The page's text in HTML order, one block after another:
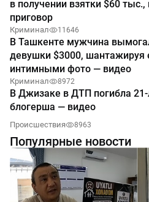
в получении взятки $60
приговор
Криминал 11646
В Ташкенте мужчина
девушки $3000, шантажируя
интимными фото — видео
Криминал 8972
В Джизаке в ДТП погибла 21-
блогерша — видео
Происшествия 8963
Популярные новости